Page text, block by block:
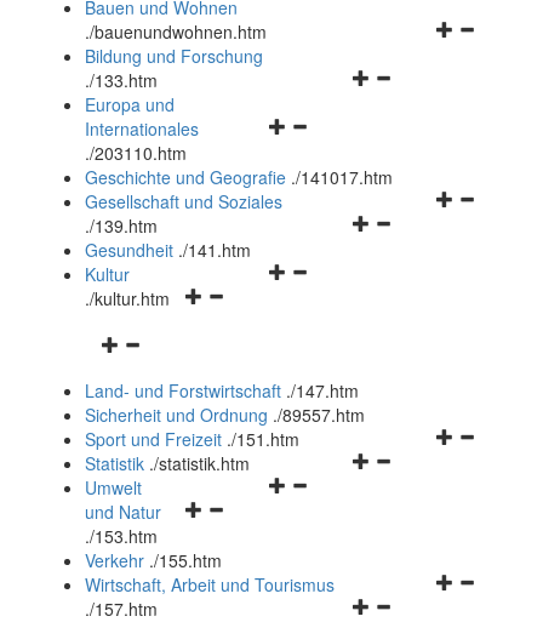
Bauen und Wohnen
./bauenundwohnen.htm
Navigationsmenü
Bildung und Forschung
./133.htm
Navigationsmenü
und
schließen
Europa und
Internationales
./203110.htm
Geschichte und Geografie ./141017.htm
Navigationsmenü
Gesellschaft und Soziales
./139.htm
Navigationsmenü
Gesundheit ./141.htm
Navigationsmenü
Kultur
./kultur.htm
Navigationsmenü
und
schließen
Land- und Forstwirtschaft ./147.htm
Sicherheit und Ordnung ./89557.htm
Navigationsmenü
Sport und Freizeit ./151.htm
Navigationsmenü
Statistik ./statistik.htm
Navigationsmenü
und
schließen
Umwelt
und Natur
./153.htm
Verkehr ./155.htm
Navigationsmenü
Wirtschaft, Arbeit und Tourismus
./157.htm